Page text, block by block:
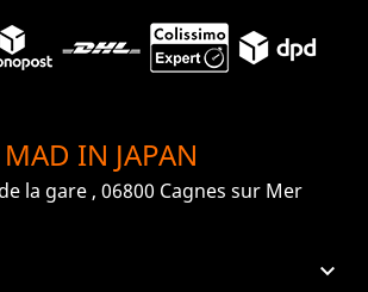
MAD IN JAPAN
la gare , 06800 Cagnes sur Mer
